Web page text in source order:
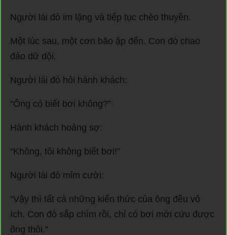
Người lái đò im lặng và tiếp tục chèo thuyền.
Một lúc sau, một cơn bão ập đến. Con đò chao
đảo dữ dội.
Người lái đò hỏi hành khách:
“Ông có biết bơi không?”
Hành khách hoảng sợ:
“Không, tôi không biết bơi!”
Người lái đò mỉm cười:
“Vậy thì tất cả những kiến thức của ông đều vô
ích. Con đò sắp chìm rồi, chỉ có bơi mới cứu được
ông thôi.”